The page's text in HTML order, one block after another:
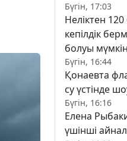
Бүгін, 17:03
Неліктен
кепілдік
болуы
Бүгін, 16:44
Қонаевта
су үстінде
Бүгін, 16:16
Елена
үшінші